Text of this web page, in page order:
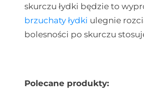
skurczu łydki będzie to
brzuchaty łydki ulegnie
bolesności po skurczu
Polecane produkty: